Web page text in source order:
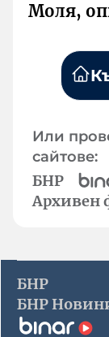
Моля,
Или
сайтове:
БНР
Архивен
БНР
БНР